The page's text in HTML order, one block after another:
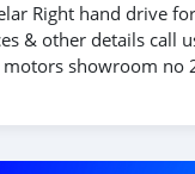
Right hand drive
& other details call
showroom no